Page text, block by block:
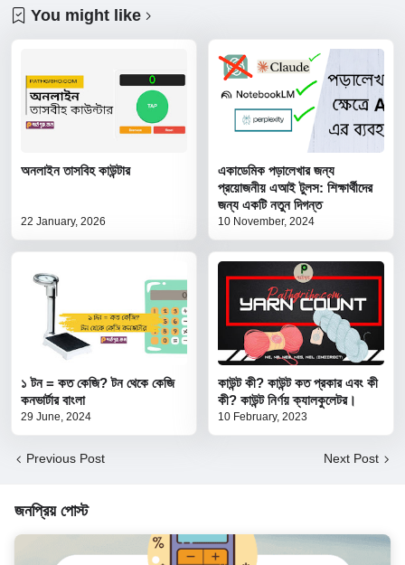
You might like
অনলাইন তাসবিহ কাউন্টার
22 January, 2026
একাডেমিক পড়ালেখার জন্য
প্রয়োজনীয় এআই টুলস: শিক্ষার্থীদের
জন্য একটি নতুন দিগন্ত
10 November, 2024
১ টন = কত কেজি? টন থেকে কেজি
কনভার্টার বাংলা
29 June, 2024
কাউন্ট কী? কাউন্ট কত প্রকার এবং কী
কী? কাউন্ট নির্ণয় ক্যালকুলেটর।
10 February, 2023
Previous Post Next Post
জনপ্রিয় পোস্ট